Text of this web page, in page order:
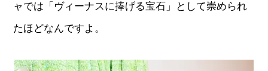
ャでは「ヴィーナスに捧げる宝石」として崇められ
たほどなんですよ。